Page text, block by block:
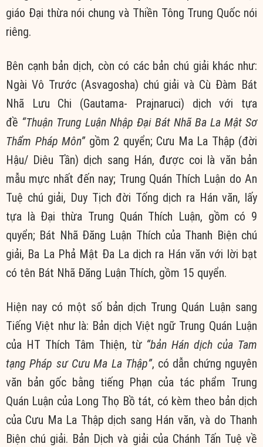
giáo Đại thừa nói chung và Thiền Tông Trung Quốc nói
riêng.
Bên cạnh bản dịch, còn có các bản chú giải khác như:
Ngài Vô Trước (Asvagosha) chú giải và Cù Đàm Bát
Nhã Lưu Chi (Gautama- Prajnaruci) dịch với tựa
đề “Thuận Trung Luận Nhập Đại Bát Nhã Ba La Mật Sơ
Thẩm Pháp Môn”gồm 2 quyển; Cưu Ma La Thập (đời
Hậu/ Diêu Tần) dịch sang Hán, được coi là văn bản
mẫu mực nhất đến nay; Trung Quán Thích Luận do An
Tuệ chú giải, Duy Tịch đời Tống dịch ra Hán văn, lấy
tựa là Đại thừa Trung Quán Thích Luận, gồm có 9
quyển; Bát Nhã Đăng Luận Thích của Thanh Biện chú
giải, Ba La Phả Mật Đa La dịch ra Hán văn với lời bạt
có tên Bát Nhã Đăng Luận Thích, gồm 15 quyển.
Hiện nay có một số bản dịch Trung Quán Luận sang
Tiếng Việt như là: Bản dịch Việt ngữ Trung Quán Luận
của HT Thích Tâm Thiện, từ “bản Hán dịch của Tam
tạng Pháp sư Cưu Ma La Thập”, có dẫn chứng nguyên
văn bản gốc bằng tiếng Phạn của tác phẩm Trung
Quán Luận của Long Thọ Bồ tát, có kèm theo bản dịch
của Cưu Ma La Thập dịch sang Hán văn, và do Thanh
Biện chú giải. Bản Dịch và giải của Chánh Tấn Tuệ về